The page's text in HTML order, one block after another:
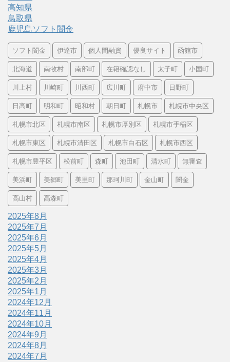
高知県
鳥取県
鹿児島ソフト闇金
ソフト闇金 伊達市 個人間融資 優良サイト 函館市
北海道 南牧村 南部町 在籍確認なし 太子町 小国町
川上村 川崎町 川西町 広川町 府中市 日野町
日高町 明和町 昭和村 朝日町 札幌市 札幌市中央区
札幌市北区 札幌市南区 札幌市厚別区 札幌市手稲区
札幌市東区 札幌市清田区 札幌市白石区 札幌市西区
札幌市豊平区 松前町 森町 池田町 清水町 無審査
美浜町 美郷町 美里町 那珂川町 金山町 闇金
高山村 高森町
2025年8月
2025年7月
2025年6月
2025年5月
2025年4月
2025年3月
2025年2月
2025年1月
2024年12月
2024年11月
2024年10月
2024年9月
2024年8月
2024年7月